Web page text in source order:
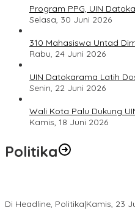
Program PPG, UIN
Selasa, 30 Juni 2026
310 Mahasiswa Untad
Rabu, 24 Juni 2026
UIN Datokarama Latih
Senin, 22 Juni 2026
Wali Kota Palu Dukung
Kamis, 18 Juni 2026
Politika
Di Headline, Politika|Kamis, 23